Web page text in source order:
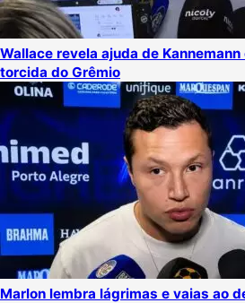
Wallace revela ajuda de
torcida do Grêmio
Marlon lembra lágrimas e vaias ao